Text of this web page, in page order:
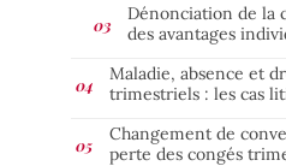
Dénonciation de la
des avantages
Maladie, absence et
trimestriels : les cas
Changement de
perte des congés